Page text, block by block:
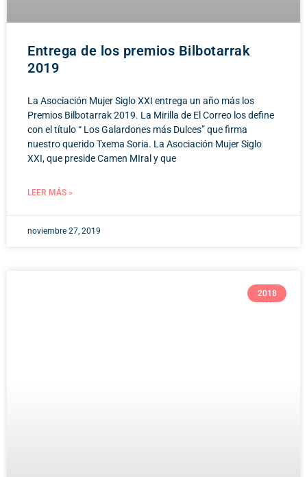
Entrega de los premios Bilbotarrak
2019
La Asociación Mujer Siglo XXI entrega un año más los
Premios Bilbotarrak 2019. La Mirilla de El Correo los define
con el título “ Los Galardones más Dulces” que firma
nuestro querido Txema Soria. La Asociación Mujer Siglo
XXI, que preside Camen MIral y que
LEER MÁS »
noviembre 27, 2019
2018